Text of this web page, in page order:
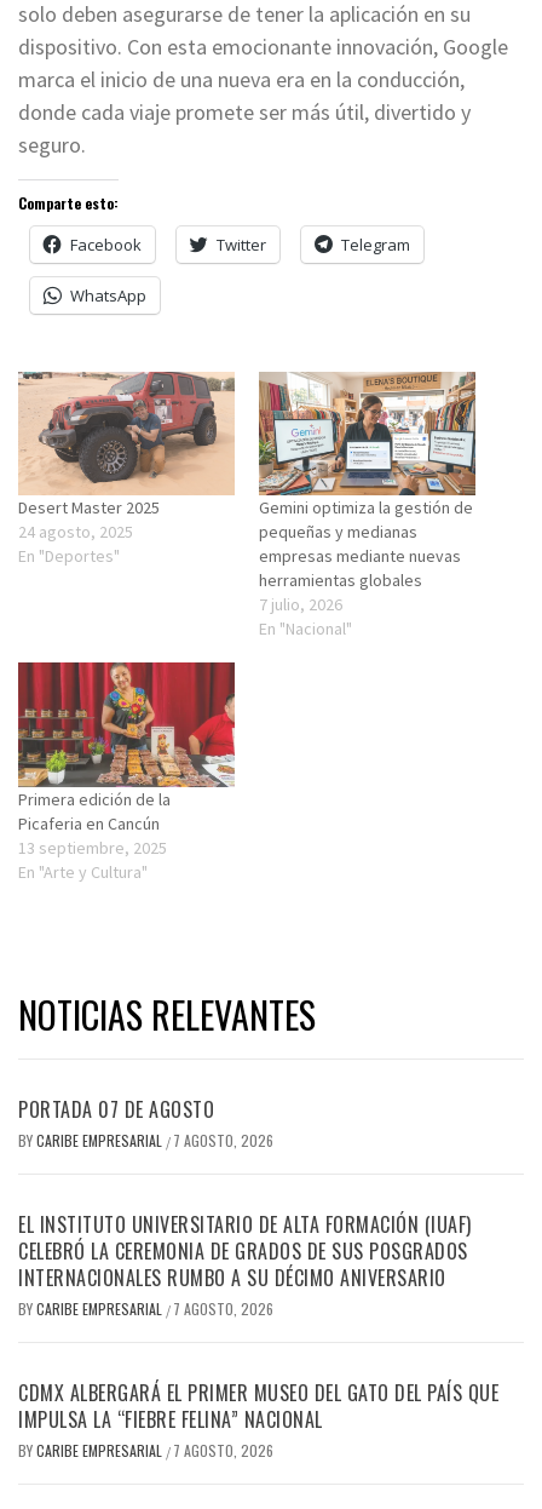
solo deben asegurarse de tener la aplicación en su
dispositivo. Con esta emocionante innovación, Google
marca el inicio de una nueva era en la conducción,
donde cada viaje promete ser más útil, divertido y
seguro.
Comparte esto:
Facebook Twitter Telegram
WhatsApp
Desert Master 2025
24 agosto, 2025
En "Deportes"
Gemini optimiza la gestión de
pequeñas y medianas
empresas mediante nuevas
herramientas globales
7 julio, 2026
En "Nacional"
Primera edición de la
Picaferia en Cancún
13 septiembre, 2025
En "Arte y Cultura"
NOTICIAS RELEVANTES
PORTADA 07 DE AGOSTO
BYCARIBE EMPRESARIAL / 7 AGOSTO, 2026
EL INSTITUTO UNIVERSITARIO DE ALTA FORMACIÓN (IUAF)
CELEBRÓ LA CEREMONIA DE GRADOS DE SUS POSGRADOS
INTERNACIONALES RUMBO A SU DÉCIMO ANIVERSARIO
BYCARIBE EMPRESARIAL / 7 AGOSTO, 2026
CDMX ALBERGARÁ EL PRIMER MUSEO DEL GATO DEL PAÍS QUE
IMPULSA LA “FIEBRE FELINA” NACIONAL
BYCARIBE EMPRESARIAL / 7 AGOSTO, 2026